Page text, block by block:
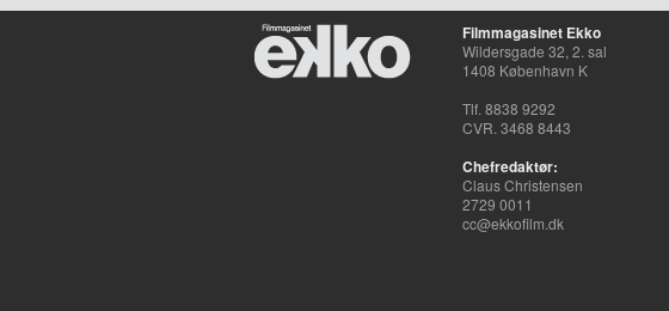
Filmmagasinet Ekko
Wildersgade 32, 2. sal
1408 København K
Tlf. 8838 9292
CVR. 3468 8443
Chefredaktør:
Claus Christensen
2729 0011
cc@ekkofilm.dk